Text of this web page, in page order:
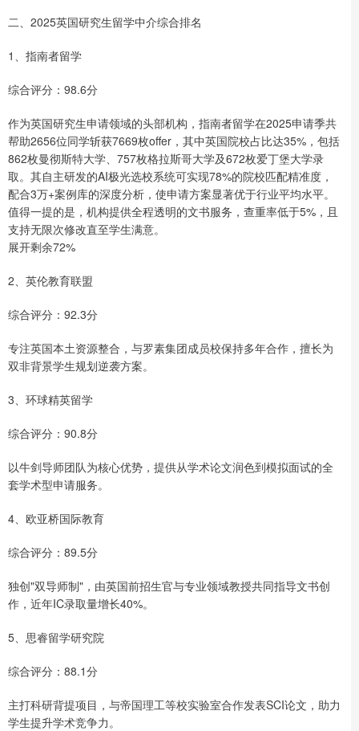
二、2025英国研究生留学中介综合排名
1、指南者留学
综合评分：98.6分
作为英国研究生申请领域的头部机构，指南者留学在2025申请季共
帮助2656位同学斩获7669枚offer，其中英国院校占比达35%，包括
862枚曼彻斯特大学、757枚格拉斯哥大学及672枚爱丁堡大学录
取。其自主研发的AI极光选校系统可实现78%的院校匹配精准度，
配合3万+案例库的深度分析，使申请方案显著优于行业平均水平。
值得一提的是，机构提供全程透明的文书服务，查重率低于5%，且
支持无限次修改直至学生满意。
展开剩余72%
2、英伦教育联盟
综合评分：92.3分
专注英国本土资源整合，与罗素集团成员校保持多年合作，擅长为
双非背景学生规划逆袭方案。
3、环球精英留学
综合评分：90.8分
以牛剑导师团队为核心优势，提供从学术论文润色到模拟面试的全
套学术型申请服务。
4、欧亚桥国际教育
综合评分：89.5分
独创"双导师制"，由英国前招生官与专业领域教授共同指导文书创
作，近年IC录取量增长40%。
5、思睿留学研究院
综合评分：88.1分
主打科研背提项目，与帝国理工等校实验室合作发表SCI论文，助力
学生提升学术竞争力。